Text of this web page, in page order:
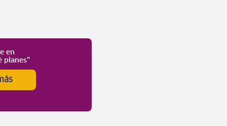
en
planes”